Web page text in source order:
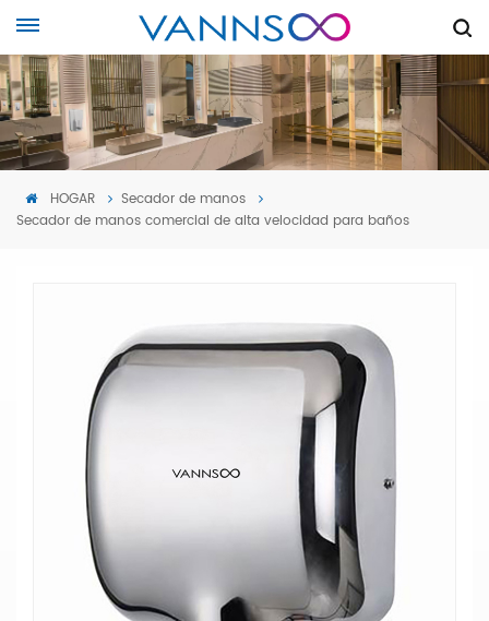
HOGAR
Secador de manos
Secador de manos comercial de alta velocidad para baños